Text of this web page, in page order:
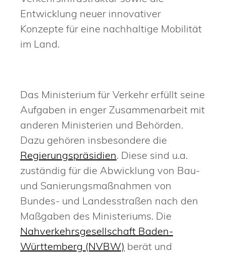
Entwicklung neuer innovativer
Konzepte für eine nachhaltige Mobilität
im Land.
Das Ministerium für Verkehr erfüllt seine
Aufgaben in enger Zusammenarbeit mit
anderen Ministerien und Behörden.
Dazu gehören insbesondere die
Regierungspräsidien. Diese sind u.a.
zuständig für die Abwicklung von Bau-
und Sanierungsmaßnahmen von
Bundes- und Landesstraßen nach den
Maßgaben des Ministeriums. Die
Nahverkehrsgesellschaft Baden-
Württemberg (NVBW) berät und